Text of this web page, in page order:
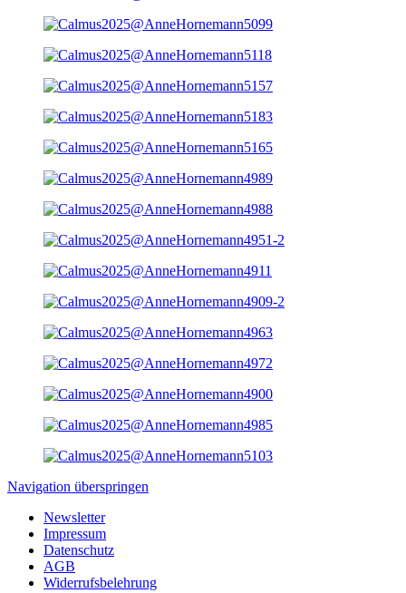
Navigation überspringen
Newsletter
Impressum
Datenschutz
AGB
Widerrufsbelehrung